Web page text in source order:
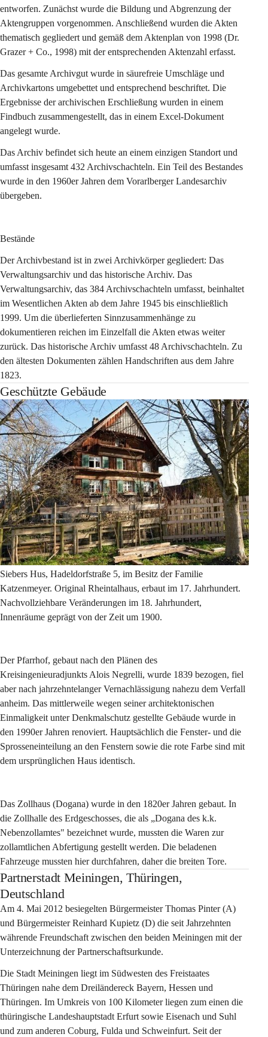
entworfen. Zunächst wurde die Bildung und Abgrenzung der
Aktengruppen vorgenommen. Anschließend wurden die Akten
thematisch gegliedert und gemäß dem Aktenplan von 1998 (Dr.
Grazer + Co., 1998) mit der entsprechenden Aktenzahl erfasst.
Das gesamte Archivgut wurde in säurefreie Umschläge und
Archivkartons umgebettet und entsprechend beschriftet. Die
Ergebnisse der archivischen Erschließung wurden in einem
Findbuch zusammengestellt, das in einem Excel-Dokument
angelegt wurde.
Das Archiv befindet sich heute an einem einzigen Standort und
umfasst insgesamt 432 Archivschachteln. Ein Teil des Bestandes
wurde in den 1960er Jahren dem Vorarlberger Landesarchiv
übergeben.
Bestände
Der Archivbestand ist in zwei Archivkörper gegliedert: Das
Verwaltungsarchiv und das historische Archiv. Das
Verwaltungsarchiv, das 384 Archivschachteln umfasst, beinhaltet
im Wesentlichen Akten ab dem Jahre 1945 bis einschließlich
1999. Um die überlieferten Sinnzusammenhänge zu
dokumentieren reichen im Einzelfall die Akten etwas weiter
zurück. Das historische Archiv umfasst 48 Archivschachteln. Zu
den ältesten Dokumenten zählen Handschriften aus dem Jahre
1823.
Geschützte Gebäude
Siebers Hus, Hadeldorfstraße 5, im Besitz der Familie
Katzenmeyer. Original Rheintalhaus, erbaut im 17. Jahrhundert.
Nachvollziehbare Veränderungen im 18. Jahrhundert,
Innenräume geprägt von der Zeit um 1900.
Der Pfarrhof, gebaut nach den Plänen des
Kreisingenieuradjunkts Alois Negrelli, wurde 1839 bezogen, fiel
aber nach jahrzehntelanger Vernachlässigung nahezu dem Verfall
anheim. Das mittlerweile wegen seiner architektonischen
Einmaligkeit unter Denkmalschutz gestellte Gebäude wurde in
den 1990er Jahren renoviert. Hauptsächlich die Fenster- und die
Sprosseneinteilung an den Fenstern sowie die rote Farbe sind mit
dem ursprünglichen Haus identisch.
Das Zollhaus (Dogana) wurde in den 1820er Jahren gebaut. In
die Zollhalle des Erdgeschosses, die als „Dogana des k.k.
Nebenzollamtes" bezeichnet wurde, mussten die Waren zur
zollamtlichen Abfertigung gestellt werden. Die beladenen
Fahrzeuge mussten hier durchfahren, daher die breiten Tore.
Partnerstadt Meiningen, Thüringen,
Deutschland
Am 4. Mai 2012 besiegelten Bürgermeister Thomas Pinter (A)
und Bürgermeister Reinhard Kupietz (D) die seit Jahrzehnten
währende Freundschaft zwischen den beiden Meiningen mit der
Unterzeichnung der Partnerschaftsurkunde.
Die Stadt Meiningen liegt im Südwesten des Freistaates
Thüringen nahe dem Dreiländereck Bayern, Hessen und
Thüringen. Im Umkreis von 100 Kilometer liegen zum einen die
thüringische Landeshauptstadt Erfurt sowie Eisenach und Suhl
und zum anderen Coburg, Fulda und Schweinfurt. Seit der